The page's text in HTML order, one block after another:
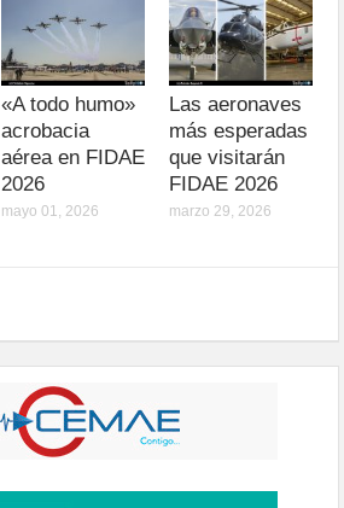
«A todo humo»
acrobacia
aérea en FIDAE
2026
mayo 01, 2026
Las aeronaves
más esperadas
que visitarán
FIDAE 2026
marzo 29, 2026